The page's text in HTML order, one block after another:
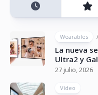
Wearables /
La nueva
Ultra2 y
27 julio, 2026
Vídeo